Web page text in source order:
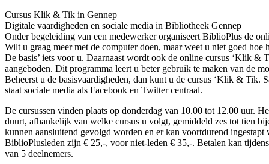
Cursus Klik & Tik in Gennep
Digitale vaardigheden en sociale media in Bibliotheek Gennep
Onder begeleiding van een medewerker organiseert BiblioPlus de
Wilt u graag meer met de computer doen, maar weet u niet goed
De basis’ iets voor u. Daarnaast wordt ook de online cursus ‘Klik &
aangeboden. Dit programma leert u beter gebruik te maken van de
Beheerst u de basisvaardigheden, dan kunt u de cursus ‘Klik & Tik.
staat sociale media als Facebook en Twitter centraal.
De cursussen vinden plaats op donderdag van 10.00 tot 12.00 uur.
duurt, afhankelijk van welke cursus u volgt, gemiddeld zes tot tien
kunnen aansluitend gevolgd worden en er kan voortdurend
BiblioPlusleden zijn € 25,-, voor niet-leden € 35,-. Betalen kan
van 5 deelnemers.